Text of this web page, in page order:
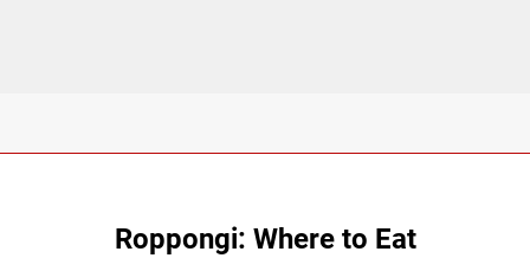
Roppongi: Where to Eat